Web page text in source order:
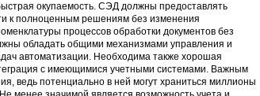
окупаемость. СЭД должны предоставлять
к полноценным решениям без изменения
процессов обработки документов без
обладать общими механизмами управления и
автоматизации. Необходима также хорошая
с имеющимися учетными системами. Важным
ведь потенциально в ней могут храниться миллионы